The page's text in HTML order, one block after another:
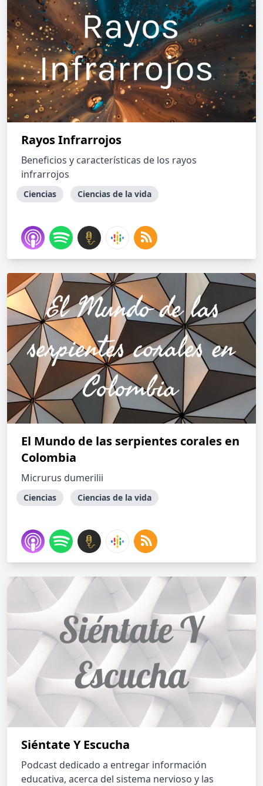
Rayos Infrarrojos
Beneficios y características de los rayos
infrarrojos
Ciencias Ciencias de la vida
El Mundo de las serpientes corales en
Colombia
Micrurus dumerilii
Ciencias Ciencias de la vida
Siéntate Y Escucha
Podcast dedicado a entregar información
educativa, acerca del sistema nervioso y las